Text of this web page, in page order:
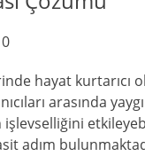
0
hayat
arasında
işlevselliğini
adım